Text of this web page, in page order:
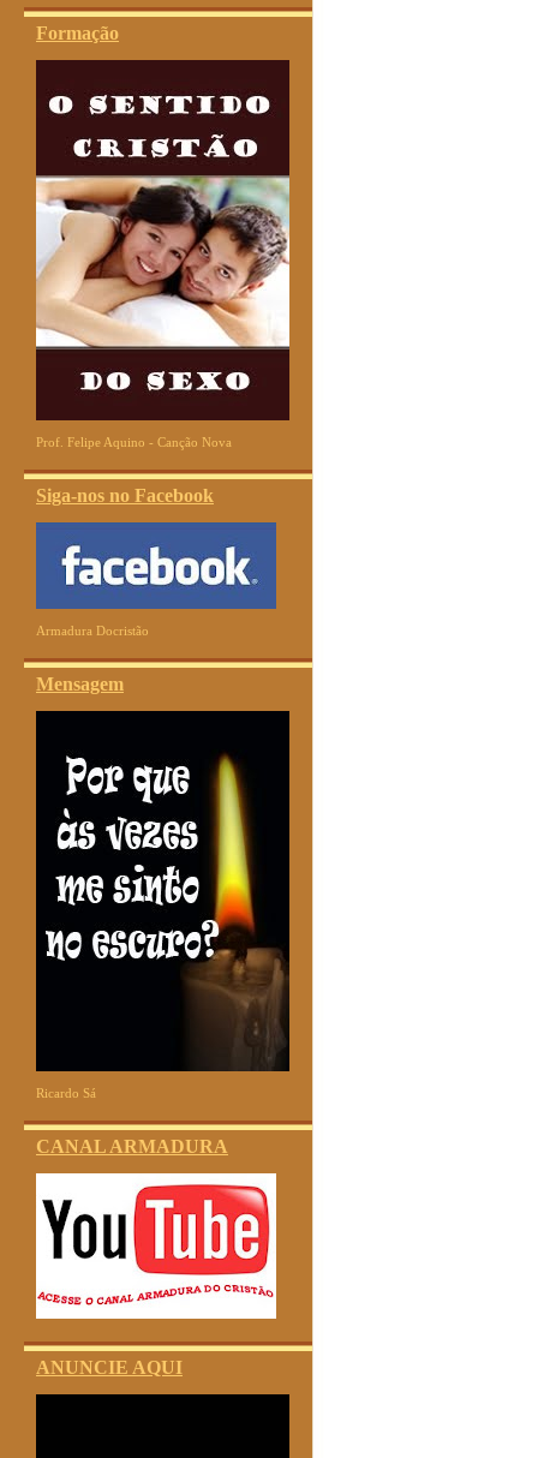
Formação
Prof. Felipe Aquino - Canção Nova
Siga-nos no Facebook
Armadura Docristão
Mensagem
Ricardo Sá
CANAL ARMADURA
ANUNCIE AQUI